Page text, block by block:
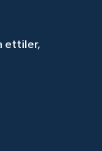
ettiler,